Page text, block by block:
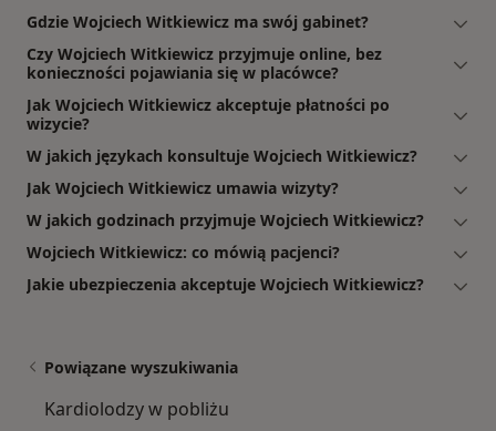
Gdzie Wojciech Witkiewicz ma swój gabinet?
Czy Wojciech Witkiewicz przyjmuje online, bez
konieczności pojawiania się w placówce?
Jak Wojciech Witkiewicz akceptuje płatności po
wizycie?
W jakich językach konsultuje Wojciech Witkiewicz?
Jak Wojciech Witkiewicz umawia wizyty?
W jakich godzinach przyjmuje Wojciech Witkiewicz?
Wojciech Witkiewicz: co mówią pacjenci?
Jakie ubezpieczenia akceptuje Wojciech Witkiewicz?
Powiązane wyszukiwania
Kardiolodzy w pobliżu